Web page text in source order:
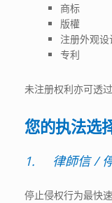
商标
版權
注册外观设
专利
未注册权利亦可透
您的执法选
1. 律師信/
停止侵权行为最快